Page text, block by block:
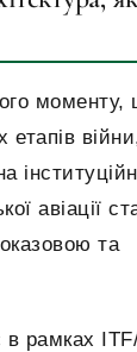
моменту,
етапів
авіації
та
рамках ITF/